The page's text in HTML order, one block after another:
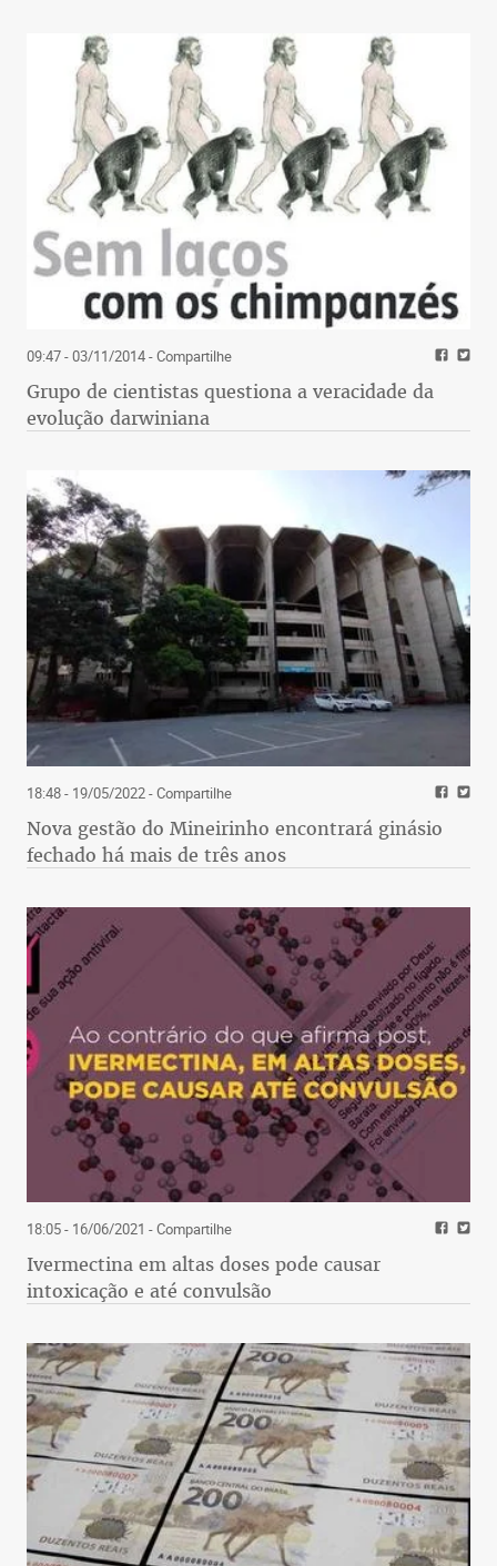
09:47 - 03/11/2014- Compartilhe
Grupo de cientistas questiona a veracidade da
evolução darwiniana
18:48 - 19/05/2022- Compartilhe
Nova gestão do Mineirinho encontrará ginásio
fechado há mais de três anos
18:05 - 16/06/2021 - Compartilhe
Ivermectina em altas doses pode causar
intoxicação e até convulsão